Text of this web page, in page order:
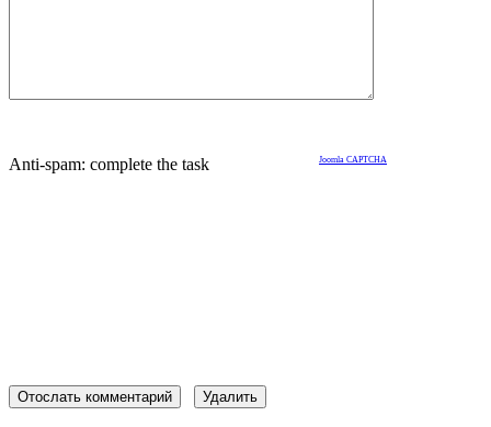
Anti-spam: complete the task Joomla CAPTCHA